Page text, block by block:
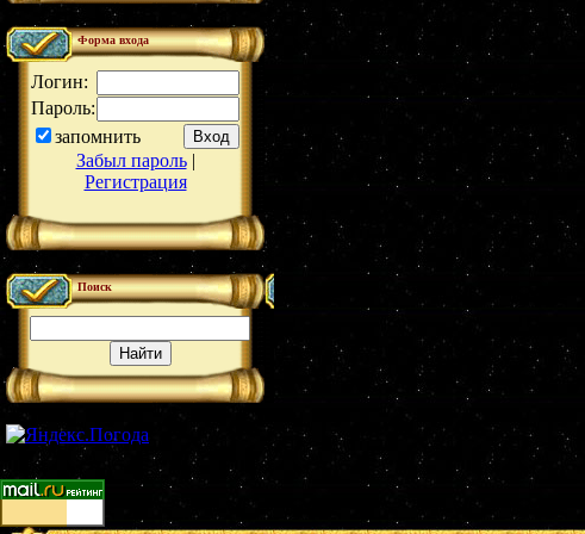
Форма входа
Логин:
Пароль:
запомнить
Забыл пароль|
Регистрация
Поиск